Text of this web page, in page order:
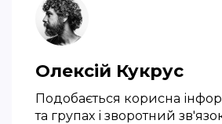
Олексій Кукрус
Подобається корисна
та групах і зворотний